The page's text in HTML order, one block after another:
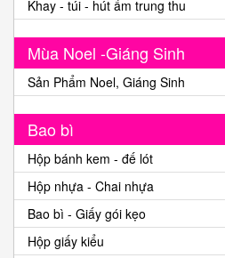
Khay - túi - hút ẩm trung thu
Mùa Noel -Giáng Sinh
Sản Phẩm Noel, Giáng Sinh
Bao bì
Hộp bánh kem - đế lót
Hộp nhựa - Chai nhựa
Bao bì - Giấy gói kẹo
Hộp giấy kiểu